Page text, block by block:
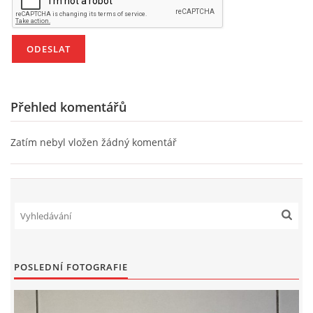
BÁSNĚ K TÉMATU JARO
POHYBOVÉ AKTIVITY NA TÉMA JARO
PÍSNĚ K TÉMATU LÉTO
POHYBOVÉ AKTIVITY NA TÉMA LÉTO
Přehled komentářů
Zatím nebyl vložen žádný komentář
POSLEDNÍ FOTOGRAFIE